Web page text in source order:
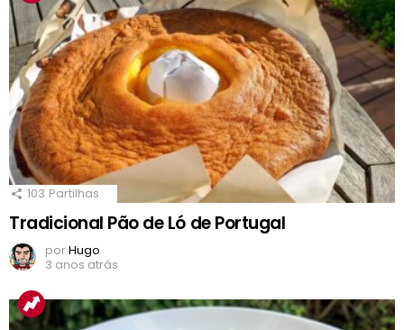
103 Partilhas
Tradicional Pão de Ló de Portugal
porHugo
3 anos atrás